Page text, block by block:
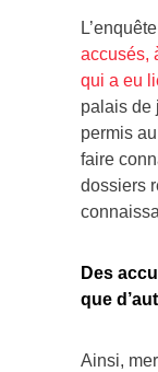
L’enquête
accusés,
qui a eu
palais de
permis
faire
dossiers
Des
que
Ainsi,